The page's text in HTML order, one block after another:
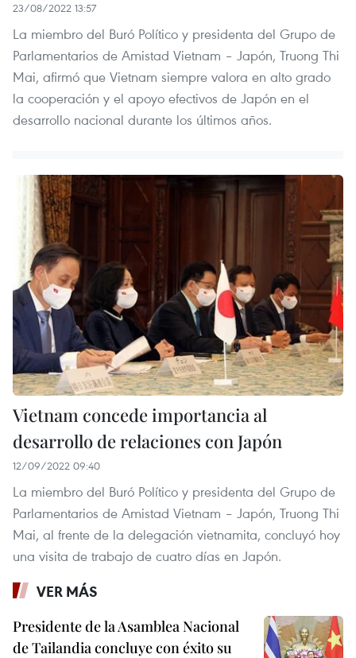
23/08/2022 13:57
La miembro del Buró Político y presidenta del Grupo de
Parlamentarios de Amistad Vietnam – Japón, Truong Thi
Mai, afirmó que Vietnam siempre valora en alto grado
la cooperación y el apoyo efectivos de Japón en el
desarrollo nacional durante los últimos años.
Vietnam concede importancia al
desarrollo de relaciones con Japón
12/09/2022 09:40
La miembro del Buró Político y presidenta del Grupo de
Parlamentarios de Amistad Vietnam – Japón, Truong Thi
Mai, al frente de la delegación vietnamita, concluyó hoy
una visita de trabajo de cuatro días en Japón.
VER MÁS
Presidente de la Asamblea Nacional
de Tailandia concluye con éxito su